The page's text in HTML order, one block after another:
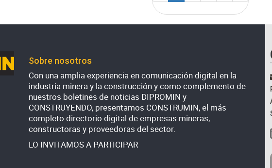
Sobre nosotros
Con una amplia experiencia en comunicación digital en la
industria minera y la construcción y como complemento de
nuestros boletines de noticias DIPROMIN y
CONSTRUYENDO, presentamos CONSTRUMIN, el más
completo directorio digital de empresas mineras,
constructoras y proveedoras del sector.
LO INVITAMOS A PARTICIPAR